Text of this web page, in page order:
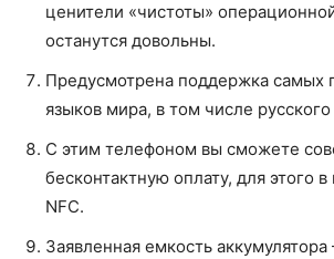
ценители «чистоты»
останутся довольны.
Предусмотрена поддержка самых
языков мира, в том числе русского
С этим телефоном вы сможете
бесконтактную оплату, для этого
NFC.
Заявленная емкость